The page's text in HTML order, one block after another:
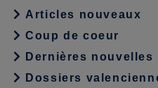
Articles nouveaux
Coup de coeur
Dernières nouvelles
Dossiers